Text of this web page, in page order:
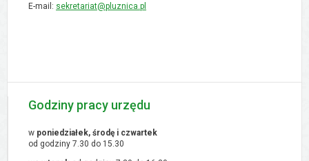
E-mail: sekretariat@pluznica.pl
Godziny pracy urzędu
w poniedziałek, środę i czwartek
od godziny 7.30 do 15.30